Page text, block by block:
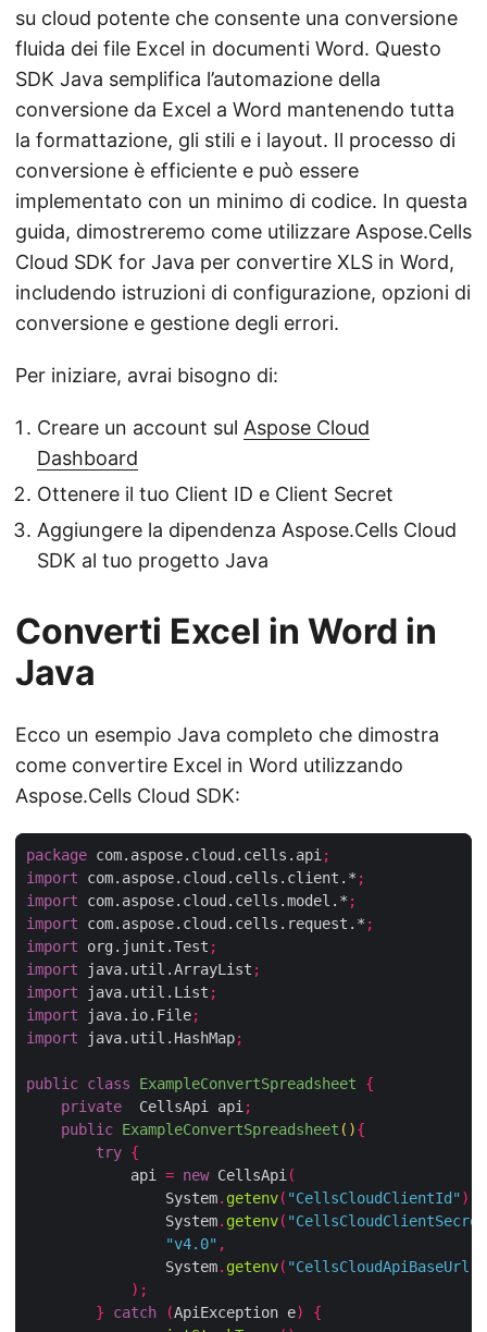
su cloud potente che consente una conversione
fluida dei file Excel in documenti Word. Questo
SDK Java semplifica l’automazione della
conversione da Excel a Word mantenendo tutta
la formattazione, gli stili e i layout. Il processo di
conversione è efficiente e può essere
implementato con un minimo di codice. In questa
guida, dimostreremo come utilizzare Aspose.Cells
Cloud SDK for Java per convertire XLS in Word,
includendo istruzioni di configurazione, opzioni di
conversione e gestione degli errori.
Per iniziare, avrai bisogno di:
Creare un account sul Aspose Cloud
Dashboard
Ottenere il tuo Client ID e Client Secret
Aggiungere la dipendenza Aspose.Cells Cloud
SDK al tuo progetto Java
Converti Excel in Word in
Java
Ecco un esempio Java completo che dimostra
come convertire Excel in Word utilizzando
Aspose.Cells Cloud SDK:
package com.aspose.cloud.cells.api ;
import com.aspose.cloud.cells.client.* ;
import com.aspose.cloud.cells.model.* ;
import com.aspose.cloud.cells.request.* ;
import org.junit.Test ;
import java.util.ArrayList ;
import java.util.List ;
import java.io.File;
import java.util.HashMap;
public class ExampleConvertSpreadsheet
{
private
  CellsApi api
;
public ExampleConvertSpreadsheet (){
try {
            api
= new CellsApi (
                System
. getenv( "CellsCloudClientId" ),
                System
. getenv(
"v4.0" ,
                System
. getenv( "CellsCloudApiBaseUrl"
);
}
catch (ApiException e)
{